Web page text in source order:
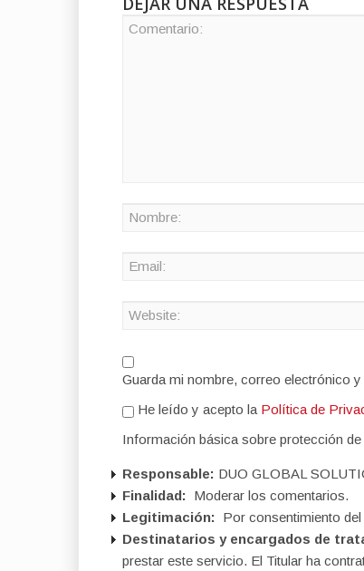
Guarda mi nombre, correo electrónico
He leído y acepto la Política de
Información básica sobre protección de
Responsable: DUO GLOBAL
Finalidad: Moderar los comentarios.
Legitimación: Por consentimiento del
Destinatarios y encargados de
prestar este servicio. El Titular ha